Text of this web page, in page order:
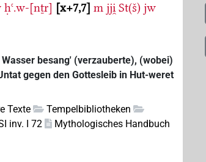
ḥꜥ.w-[nṯr] x+7,7 m jji̯ St(š) jw
besang' (verzauberte), (wobei)
gegen den Gottesleib in Hut-weret
Texte
Tempelbibliotheken
inv. I 72
Mythologisches Handbuch